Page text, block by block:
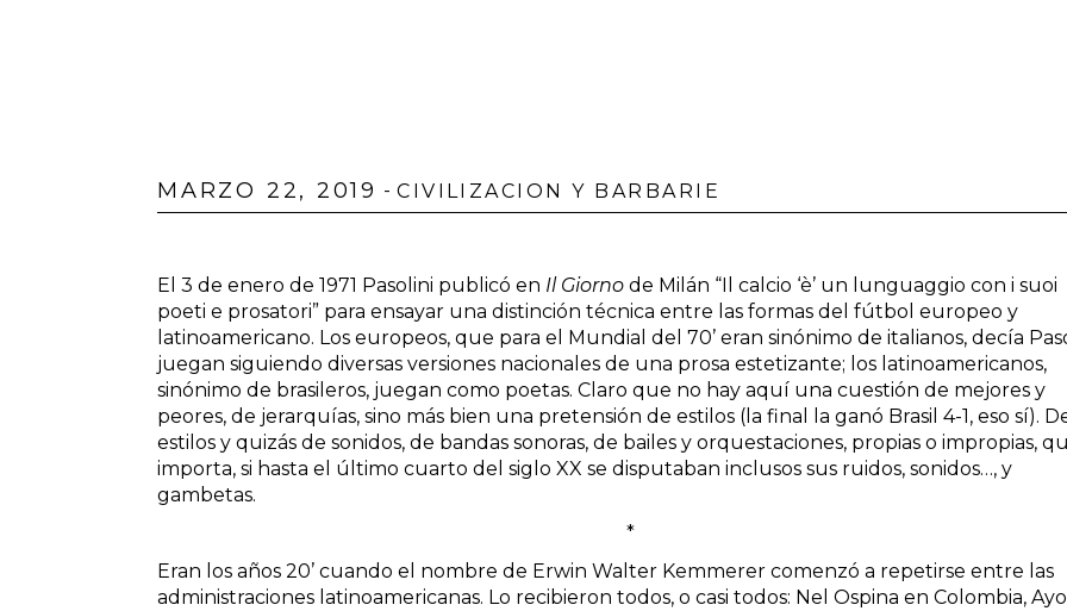
MARZO 22, 2019 - CIVILIZACION Y BARBARIE
El 3 de enero de 1971 Pasolini publicó en Il Giorno de Milán “Il calcio ‘è’ un lunguaggio con i suoi
poeti e prosatori” para ensayar una distinción técnica entre las formas del fútbol europeo y
latinoamericano. Los europeos, que para el Mundial del 70’ eran sinónimo de italianos, decía
juegan siguiendo diversas versiones nacionales de una prosa estetizante; los latinoamericanos,
sinónimo de brasileros, juegan como poetas. Claro que no hay aquí una cuestión de mejores y
peores, de jerarquías, sino más bien una pretensión de estilos (la final la ganó Brasil 4-1, eso sí).
estilos y quizás de sonidos, de bandas sonoras, de bailes y orquestaciones, propias o impropias,
importa, si hasta el último cuarto del siglo XX se disputaban inclusos sus ruidos, sonidos…, y
gambetas.
*
Eran los años 20’ cuando el nombre de Erwin Walter Kemmerer comenzó a repetirse entre las
administraciones latinoamericanas. Lo recibieron todos, o casi todos: Nel Ospina en Colombia,